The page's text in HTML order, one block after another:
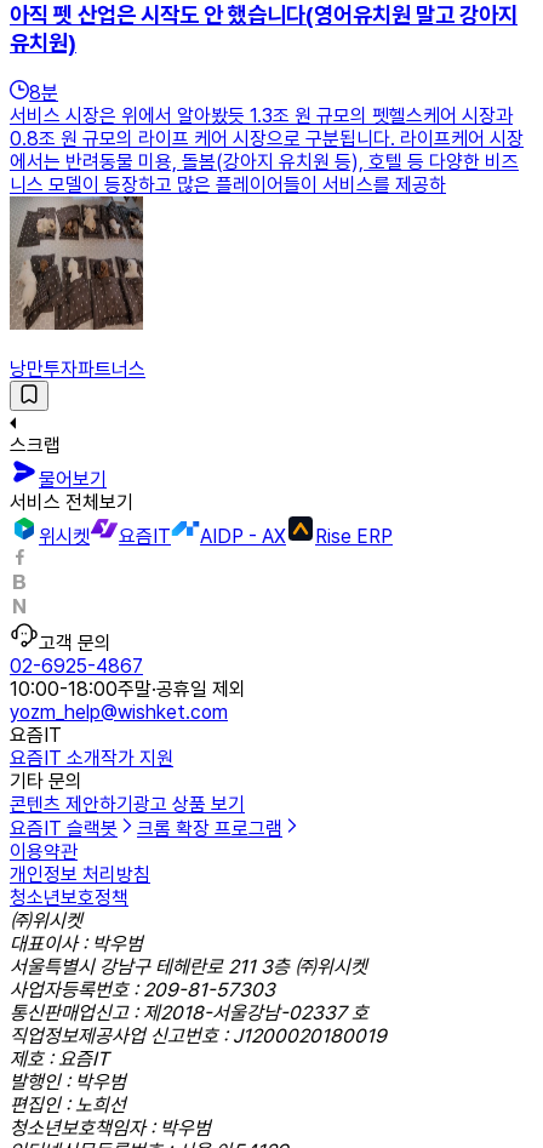
아직 펫 산업은 시작도 안 했습니다(영어유치원 말고 강아지
유치원)
8분
서비스 시장은 위에서 알아봤듯 1.3조 원 규모의 펫헬스케어 시장과
0.8조 원 규모의 라이프 케어 시장으로 구분됩니다. 라이프케어 시장
에서는 반려동물 미용, 돌봄(강아지 유치원 등), 호텔 등 다양한 비즈
니스 모델이 등장하고 많은 플레이어들이 서비스를 제공하
낭만투자파트너스
스크랩
물어보기
서비스 전체보기
위시켓
요즘IT AIDP - AX Rise ERP
고객 문의
02-6925-4867
10:00-18:00주말·공휴일 제외
yozm_help@wishket.com
요즘IT
요즘IT 소개작가 지원
기타 문의
콘텐츠 제안하기 광고 상품 보기
요즘IT 슬랙봇
크롬 확장 프로그램
이용약관
개인정보 처리방침
청소년보호정책
㈜위시켓
대표이사 : 박우범
서울특별시 강남구 테헤란로 211 3층 ㈜위시켓
사업자등록번호 : 209-81-57303
통신판매업신고 : 제2018-서울강남-02337 호
직업정보제공사업 신고번호 : J1200020180019
제호 : 요즘IT
발행인 : 박우범
편집인 : 노희선
청소년보호책임자 : 박우범